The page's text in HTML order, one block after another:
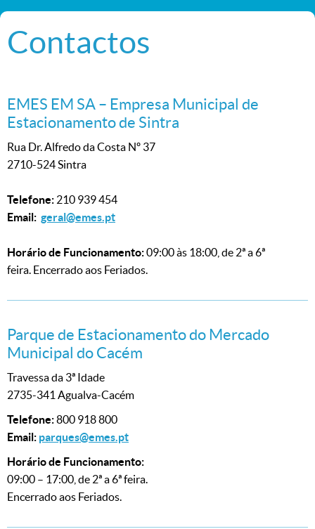
Contactos
EMES EM SA – Empresa Municipal de
Estacionamento de Sintra
Rua Dr. Alfredo da Costa Nº 37
2710-524 Sintra
Telefone: 210 939 454
Email: geral@emes.pt
Horário de Funcionamento:09:00 às 18:00, de 2ª a 6ª
feira. Encerrado aos Feriados.
Parque de Estacionamento do Mercado
Municipal do Cacém
Travessa da 3ª Idade
2735-341 Agualva-Cacém
Telefone:800 918 800
Email: parques@emes.pt
Horário de Funcionamento:
09:00 – 17:00, de 2ª a 6ª feira.
Encerrado aos Feriados.